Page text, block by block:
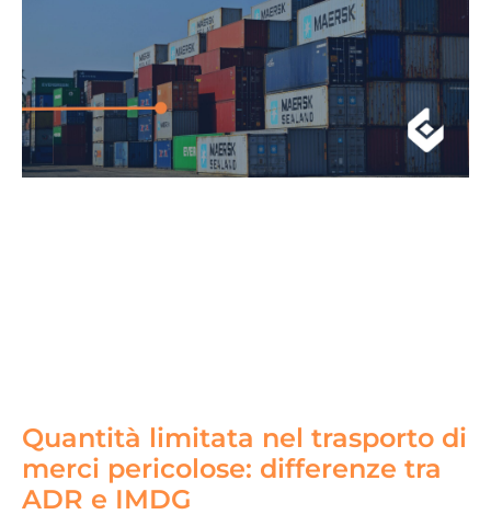
Quantità limitata nel trasporto di
merci pericolose: differenze tra
ADR e IMDG